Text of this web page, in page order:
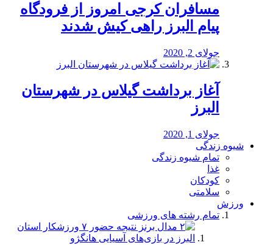
مسافران کرجی امروز از فرودگاه
پیام البرز راهی کیش شدند
جولای 2, 2020
آغاز برداشت گیلاس در شهرستان
البرز
جولای 1, 2020
شیوه زندگی
تمام شیوه زندگی
غذا
کودکان
سلامتی
ورزش
تمام رشته های ورزشی